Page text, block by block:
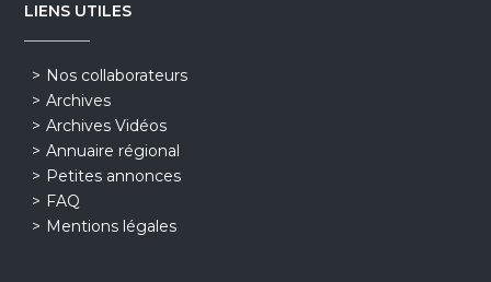
LIENS UTILES
Nos collaborateurs
Archives
Archives Vidéos
Annuaire régional
Petites annonces
FAQ
Mentions légales